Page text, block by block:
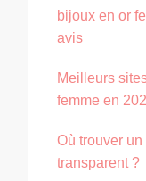
bijoux en or
avis
Meilleurs
femme en
Où trouver
transparent ?